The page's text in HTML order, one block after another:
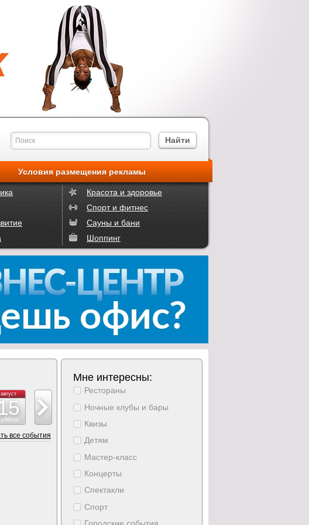
Условия размещения рекламы
Красота и здоровье
Спорт и фитнес
Сауны и бани
Шоппинг
август
16
август
17
понедельник
август
18 19
все события
Мне интересны:
Рестораны
Ночные клубы и бары
Квизы
Детям
Мастер-класс
Концерты
Спектакли
Спорт